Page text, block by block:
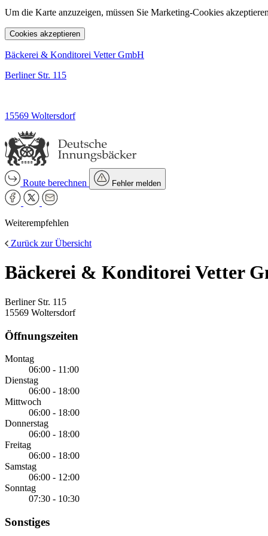
Um die Karte anzuzeigen, müssen Sie Marketing-Cookies
Cookies akzeptieren
Bäckerei & Konditorei Vetter GmbH
Berliner Str. 115
15569 Woltersdorf
Route berechnen Fehler melden
Weiterempfehlen
Zurück zur Übersicht
Bäckerei & Konditorei Vetter
Berliner Str. 115
15569 Woltersdorf
Öffnungszeiten
Montag
06:00 - 11:00
Dienstag
06:00 - 18:00
Mittwoch
06:00 - 18:00
Donnerstag
06:00 - 18:00
Freitag
06:00 - 18:00
Samstag
06:00 - 12:00
Sonntag
07:30 - 10:30
Sonstiges